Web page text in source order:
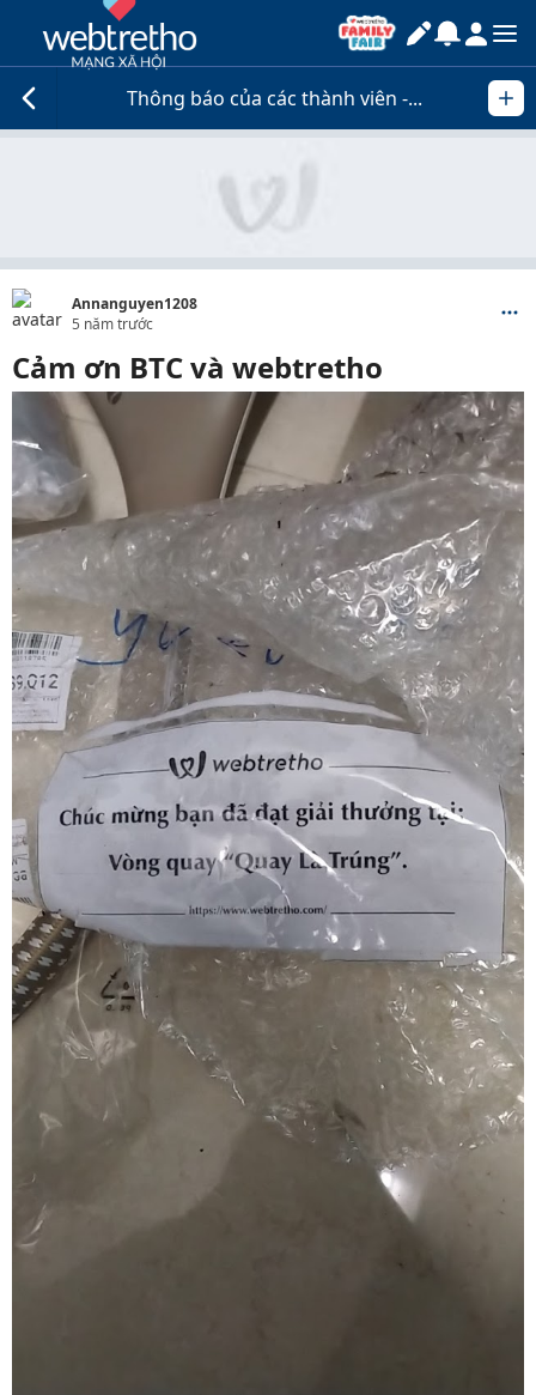
Thông báo của các thành viên -...
Annanguyen1208
5 năm trước
Cảm ơn BTC và webtretho